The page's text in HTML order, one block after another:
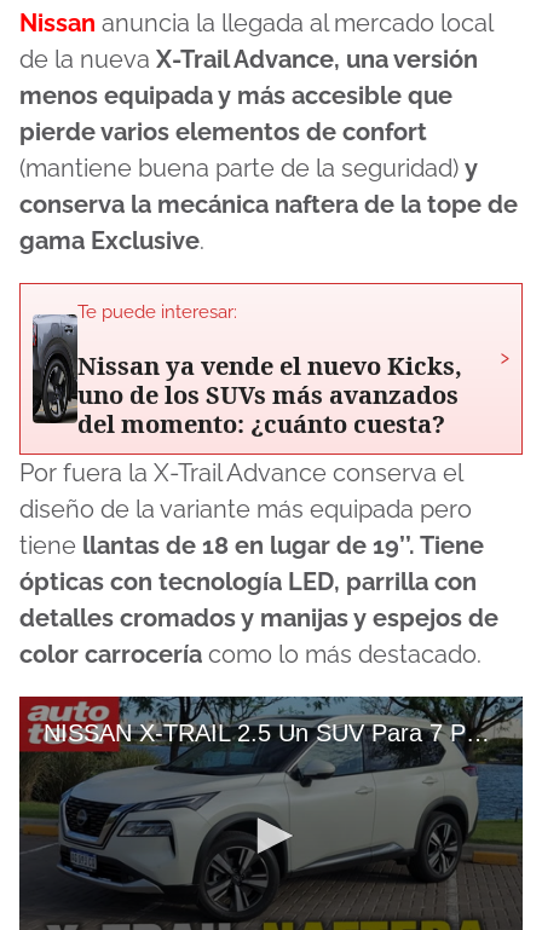
Nissan anuncia la llegada al mercado local
de la nueva X-Trail Advance, una versión
menos equipada y más accesible que
pierde varios elementos de confort
(mantiene buena parte de la seguridad) y
conserva la mecánica naftera de la tope de
gama Exclusive.
Te puede interesar:
Nissan ya vende el nuevo Kicks,
uno de los SUVs más avanzados
del momento: ¿cuánto cuesta?
›
Por fuera la X-Trail Advance conserva el
diseño de la variante más equipada pero
tiene llantas de 18 en lugar de 19’’. Tiene
ópticas con tecnología LED, parrilla con
detalles cromados y manijas y espejos de
color carrocería como lo más destacado.
NISSAN X-TRAIL 2.5 Un SUV Para 7 PERSONAS Que CONSUME POCO